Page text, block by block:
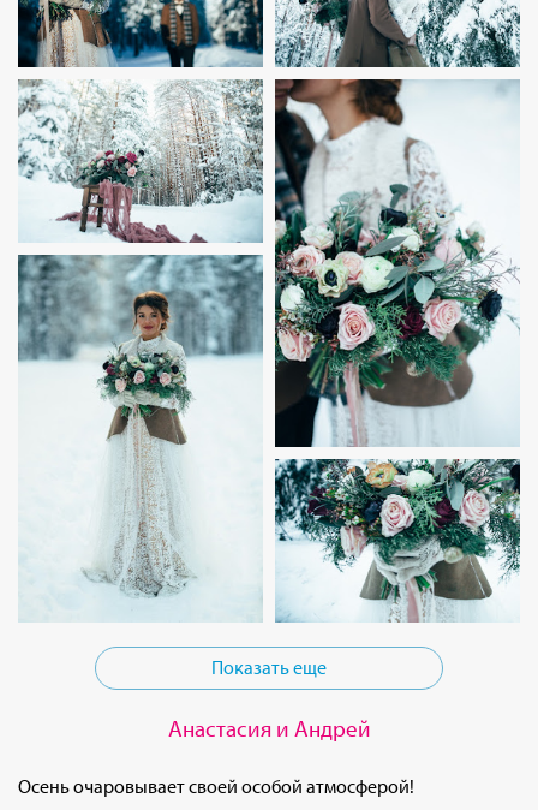
Показать еще
Анастасия и Андрей
Осень очаровывает своей особой атмосферой!